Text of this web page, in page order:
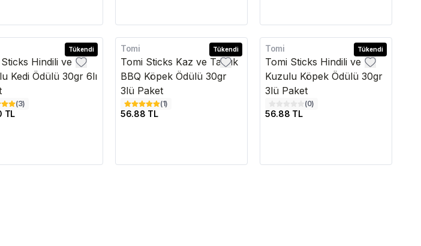
Tükendi
Hindili ve
Kedi Ödülü 30gr 6lı
(3)
TL
Tükendi
Tomi
Tomi Sticks Kaz ve Tavuk
BBQ Köpek Ödülü 30gr
3lü Paket
(1)
56.88 TL
Tükendi
Tomi
Tomi Sticks Hindili ve
Kuzulu Köpek Ödülü 30gr
3lü Paket
(0)
56.88 TL